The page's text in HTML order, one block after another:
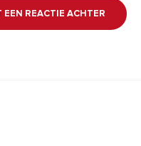
EEN REACTIE ACHTER